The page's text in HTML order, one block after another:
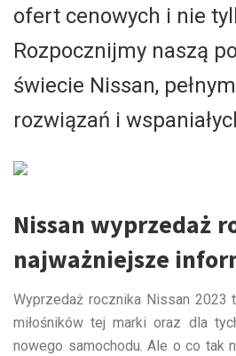
ofert cenowych i nie
Rozpocznijmy naszą
świecie Nissan,
rozwiązań i
Nissan wyprzedaż
najważniejsze
Wyprzedaż rocznika Nissan 2023
miłośników tej marki oraz dla
nowego samochodu. Ale o co tak